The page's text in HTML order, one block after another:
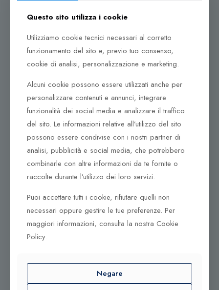
Dove ci puoi trovare
Corso Italia, 161
Tel. +39 0932 683156
97100 Ragusa RG
Corso Vittorio Emanuele 79/A
Tel. +39 0933 942394
95042 Grammichele CT
© 2025 Gioielleria Bandiera
P.IVA:01235880885 | Sito realizzato da
Questo sito utilizza i cookie
Utilizziamo cookie tecnici necessari al corretto
funzionamento del sito e, previo tuo consenso,
cookie di analisi, personalizzazione e marketing.
Alcuni cookie possono essere utilizzati anche per
personalizzare contenuti e annunci, integrare
funzionalità dei social media e analizzare il traffico
del sito. Le informazioni relative all’utilizzo del sito
possono essere condivise con i nostri partner di
analisi, pubblicità e social media, che potrebbero
combinarle con altre informazioni da te fornite o
raccolte durante l’utilizzo dei loro servizi.
Puoi accettare tutti i cookie, rifiutare quelli non
necessari oppure gestire le tue preferenze. Per
maggiori informazioni, consulta la nostra Cookie
Policy.
Negare